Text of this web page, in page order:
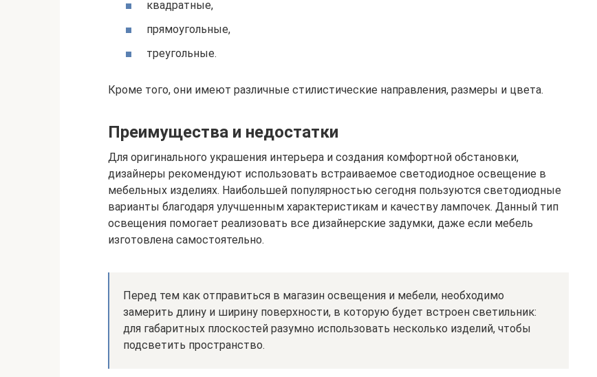
квадратные,
прямоугольные,
треугольные.
Кроме того, они имеют различные стилистические направления, размеры и цвета.
Преимущества и недостатки
Для оригинального украшения интерьера и создания комфортной обстановки,
дизайнеры рекомендуют использовать встраиваемое светодиодное освещение в
мебельных изделиях. Наибольшей популярностью сегодня пользуются светодиодные
варианты благодаря улучшенным характеристикам и качеству лампочек. Данный тип
освещения помогает реализовать все дизайнерские задумки, даже если мебель
изготовлена самостоятельно.
Перед тем как отправиться в магазин освещения и мебели, необходимо
замерить длину и ширину поверхности, в которую будет встроен светильник:
для габаритных плоскостей разумно использовать несколько изделий, чтобы
подсветить пространство.